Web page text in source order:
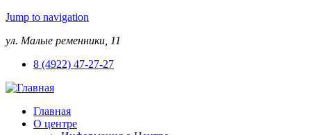
Jump to navigation
ул. Малые ременники, 11
8 (4922) 47-27-27
Главная
О центре